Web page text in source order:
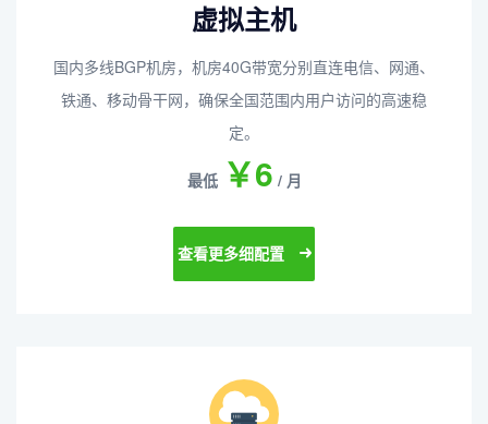
虚拟主机
国内多线BGP机房，机房40G带宽分别直连电信、网通、
铁通、移动骨干网，确保全国范围内用户访问的高速稳
定。
最低 ￥6 / 月
查看更多细配置